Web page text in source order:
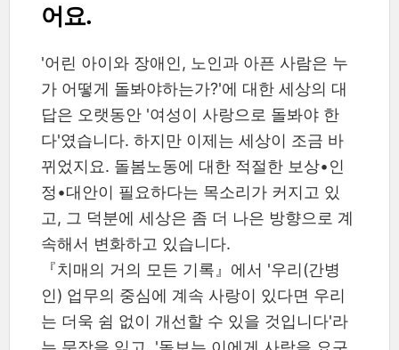
어요.
'어린 아이와 장애인, 노인과 아픈 사람은 누
가 어떻게 돌봐야하는가?'에 대한 세상의 대
답은 오랫동안 '여성이 사랑으로 돌봐야 한
다'였습니다. 하지만 이제는 세상이 조금 바
뀌었지요. 돌봄노동에 대한 적절한 보상•인
정•대안이 필요하다는 목소리가 커지고 있
고, 그 덕분에 세상은 좀 더 나은 방향으로 계
속해서 변화하고 있습니다.
『치매의 거의 모든 기록』에서 '우리(간병
인) 업무의 중심에 계속 사랑이 있다면 우리
는 더욱 쉼 없이 개선할 수 있을 것입니다'라